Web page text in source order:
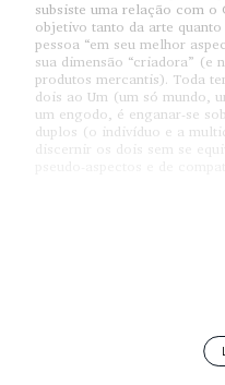
subsiste uma relação com o
objetivo tanto da arte
pessoa “em seu melhor
sua dimensão “criadora” (e
produtos mercantis). Toda
dois ao Um (um só mundo,
um engodo, é enganar-se
duplos (o indivíduo e a
discernir os dois sem se